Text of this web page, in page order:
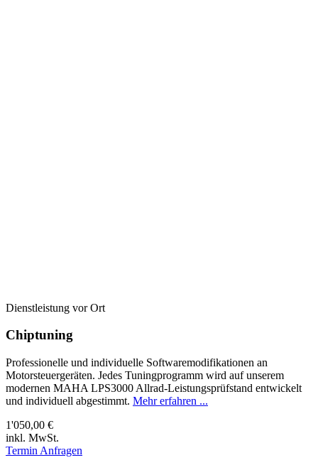
Dienstleistung vor Ort
Chiptuning
Professionelle und individuelle Softwaremodifikationen an
Motorsteuergeräten. Jedes Tuningprogramm wird auf unserem
modernen MAHA LPS3000 Allrad-Leistungsprüfstand entwickelt
und individuell abgestimmt. Mehr erfahren ...
1'050,00 €
inkl. MwSt.
Termin Anfragen